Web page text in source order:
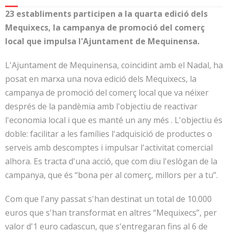
23 establiments participen a la quarta edició dels
Mequixecs, la campanya de promoció del comerç
local que impulsa l'Ajuntament de Mequinensa.
L'Ajuntament de Mequinensa, coincidint amb el Nadal, ha
posat en marxa una nova edició dels Mequixecs, la
campanya de promoció del comerç local que va néixer
després de la pandèmia amb l'objectiu de reactivar
l'economia local i que es manté un any més . L'objectiu és
doble: facilitar a les famílies l'adquisició de productes o
serveis amb descomptes i impulsar l'activitat comercial
alhora. Es tracta d'una acció, que com diu l'eslògan de la
campanya, que és “bona per al comerç, millors per a tu”.
Com que l'any passat s'han destinat un total de 10.000
euros que s'han transformat en altres “Mequixecs”, per
valor d'1 euro cadascun, que s'entregaran fins al 6 de